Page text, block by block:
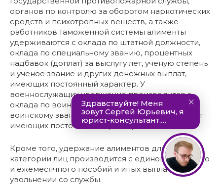
органов по контролю за оборотом наркотических
средств и психотропных веществ, а также
работников таможенной системы алименты
удерживаются с оклада по штатной должности,
оклада по специальному званию, процентных
надбавок (доплат) за выслугу лет, ученую степень
и ученое звание и других денежных выплат,
имеющих постоянный характер. У
военнослужащих удержание производится с
оклада по воинской должности, оклада по
воинскому званию, ежемесячных и иных выплат
имеющих постоянный характер.
Кроме того, удержание алиментов для данной
категории лиц производится с единовременного
и ежемесячного пособий и иных выплат при
увольнении со службы.